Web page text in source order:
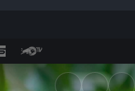
klein -